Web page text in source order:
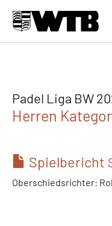
Padel Liga BW
Herren
Spielbericht
Oberschiedsrichter: